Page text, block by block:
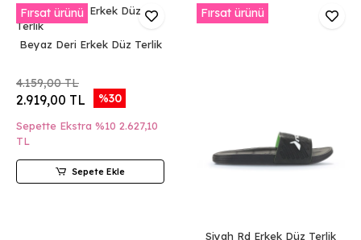
Fırsat ürünü
Beyaz Deri Erkek Düz Terlik
4.159,00 TL
2.919,00 TL %30
Sepette Ekstra %10 2.627,10
TL
Sepete Ekle
Fırsat ürünü
Siyah Rd Erkek Düz Terlik